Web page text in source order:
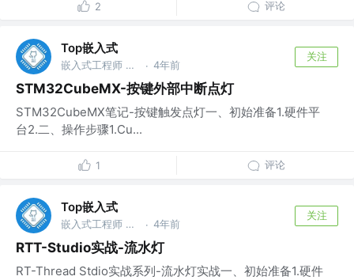
2 评论
Top嵌入式
嵌入式工程师 @华为 · 4年前
关注
STM32CubeMX-按键外部中断点灯
STM32CubeMX笔记-按键触发点灯一、初始准备1.硬件平
台2.二、操作步骤1.Cu...
1 评论
Top嵌入式
嵌入式工程师 @华为 · 4年前
关注
RTT-Studio实战-流水灯
RT-Thread Stdio实战系列-流水灯实战一、初始准备1.硬件